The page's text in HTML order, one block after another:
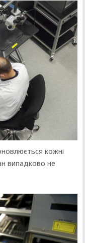
кожні
випадково не